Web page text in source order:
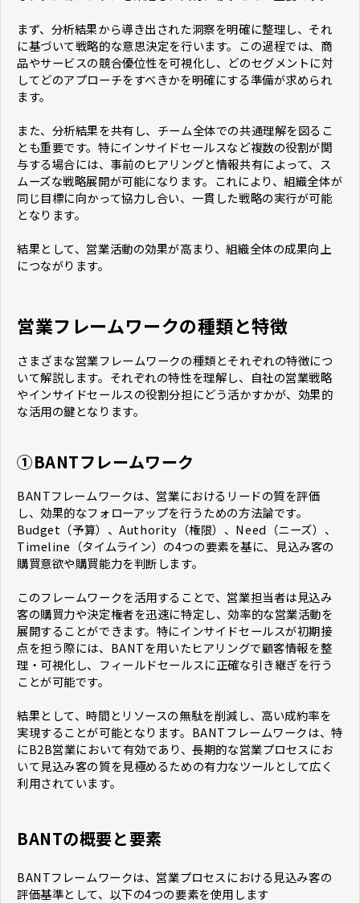
まず、分析結果から導き出された洞察を明確に整理し、それ
に基づいて戦略的な意思決定を行います。この過程では、商
品やサービスの競合優位性を可視化し、どのセグメントに対
してどのアプローチをすべきかを明確にする準備が求められ
ます。
また、分析結果を共有し、チーム全体での共通理解を図るこ
とも重要です。特にインサイドセールスなど複数の役割が関
与する場合には、事前のヒアリングと情報共有によって、ス
ムーズな戦略展開が可能になります。これにより、組織全体が
同じ目標に向かって協力し合い、一貫した戦略の実行が可能
となります。
結果として、営業活動の効果が高まり、組織全体の成果向上
につながります。
営業フレームワークの種類と特徴
さまざまな営業フレームワークの種類とそれぞれの特徴につ
いて解説します。それぞれの特性を理解し、自社の営業戦略
やインサイドセールスの役割分担にどう活かすかが、効果的
な活用の鍵となります。
①BANTフレームワーク
BANTフレームワークは、営業におけるリードの質を評価
し、効果的なフォローアップを行うための方法論です。
Budget（予算）、Authority（権限）、Need（ニーズ）、
Timeline（タイムライン）の4つの要素を基に、見込み客の
購買意欲や購買能力を判断します。
このフレームワークを活用することで、営業担当者は見込み
客の購買力や決定権者を迅速に特定し、効率的な営業活動を
展開することができます。特にインサイドセールスが初期接
点を担う際には、BANTを用いたヒアリングで顧客情報を整
理・可視化し、フィールドセールスに正確な引き継ぎを行う
ことが可能です。
結果として、時間とリソースの無駄を削減し、高い成約率を
実現することが可能となります。BANTフレームワークは、特
にB2B営業において有効であり、長期的な営業プロセスにお
いて見込み客の質を見極めるための有力なツールとして広く
利用されています。
BANTの概要と要素
BANTフレームワークは、営業プロセスにおける見込み客の
評価基準として、以下の4つの要素を使用します